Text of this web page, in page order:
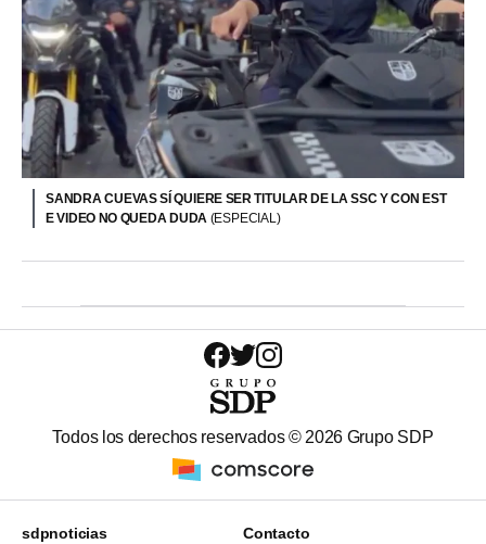
SANDRA CUEVAS SÍ QUIERE SER TITULAR DE LA SSC Y CON EST
E VIDEO NO QUEDA DUDA (ESPECIAL)
Todos los derechos reservados © 2026 Grupo SDP
sdpnoticias Contacto